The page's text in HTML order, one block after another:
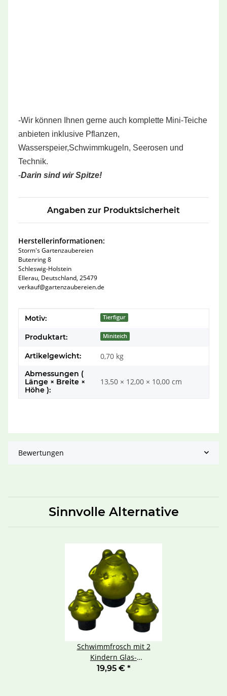
-Wir können Ihnen gerne auch komplette Mini-Teiche
anbieten inklusive Pflanzen,
Wasserspeier,Schwimmkugeln, Seerosen und
Technik.
-Darin sind wir Spitze!
Angaben zur Produktsicherheit
Herstellerinformationen:
Storm's Gartenzaubereien
Butenring 8
Schleswig-Holstein
Ellerau, Deutschland, 25479
verkauf@gartenzaubereien.de
Produkteigenschaft
Wert
Motiv: Tierfigur
Produktart: Miniteich
Artikelgewicht: 0,70 kg
Abmessungen (
Länge × Breite ×
Höhe ):
13,50 × 12,00 × 10,00 cm
Bewertungen
Sinnvolle Alternative
Schwimmfrosch mit 2
Kindern Glas-
Schwimmfrösche –
19,95 € *